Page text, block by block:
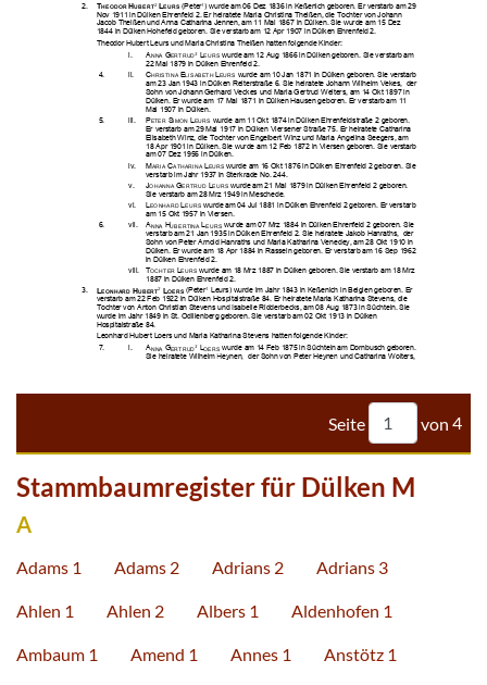

       




     

     





       





        


        

     


       




    
        





     


   
Seite von 4
Stammbaumregister für Dülken M
A
Adams 1 Adams 2 Adrians 2 Adrians 3
Ahlen 1 Ahlen 2 Albers 1 Aldenhofen 1
Ambaum 1 Amend 1 Annes 1 Anstötz 1